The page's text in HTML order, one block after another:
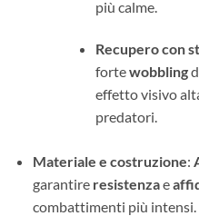
più calme.
Recupero con
fortewobbling
effetto visivo
predatori.
Materiale e costruzione:
garantire resistenzae
combattimenti più intensi.